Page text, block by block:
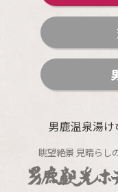
男鹿温泉湯
眺望絶景 見晴らし